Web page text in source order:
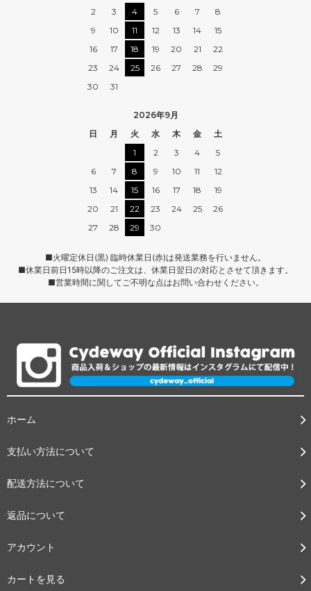
2
3 4 5 6 7
8
9
10 11 12 13 14
15
16
17 18 19 20 21
22
23
24 25 26 27 28
29
30
31
2026年9月
日
月 火 水 木 金
土
1
2 3 4
5
6
7 8 9 10 11
12
13
14 15 16 17 18
19
20
21 22 23 24 25
26
27
28 29 30
■火曜定休日(黒) 臨時休業日(赤)は発送業務を行いません。
■休業日前日15時以降のご注文は、休業日翌日の対応とさせて頂きます。
■営業時間に関してご不明な点はお問い合わせください。
ホーム
支払い方法について
配送方法について
返品について
アカウント
カートを見る